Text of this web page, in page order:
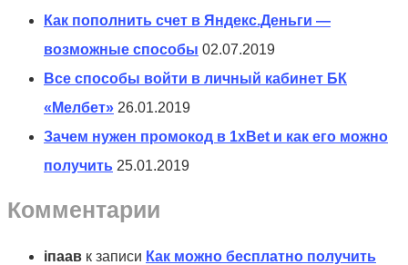
Как пополнить счет в Яндекс.Деньги —
возможные способы 02.07.2019
Все способы войти в личный кабинет БК
«Мелбет» 26.01.2019
Зачем нужен промокод в 1xBet и как его можно
получить 25.01.2019
Комментарии
іпаав к записи Как можно бесплатно получить